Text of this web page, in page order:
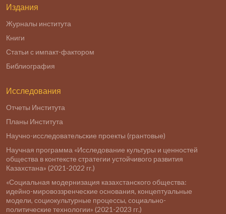
Издания
Журналы института
Книги
Статьи с импакт-фактором
Библиография
Исследования
Отчеты Института
Планы Института
Научно-исследовательские проекты (грантовые)
Научная программа «Исследование культуры и ценностей
общества в контексте стратегии устойчивого развития
Казахстана» (2021-2022 гг.)
«Социальная модернизация казахстанского общества:
идейно-мировоззренческие основания, концептуальные
модели, социокультурные процессы, социально-
политические технологии» (2021-2023 гг.)